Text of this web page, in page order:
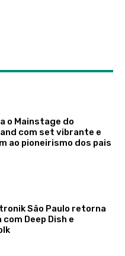
o Mainstage do
com set vibrante e
ao pioneirismo dos pais
São Paulo retorna
com Deep Dish e